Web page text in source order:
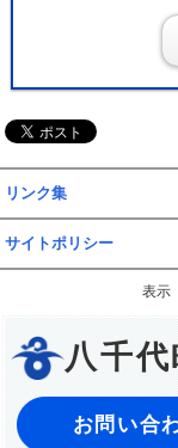
リンク集
サイトポリシー
表示
八千
お問い合